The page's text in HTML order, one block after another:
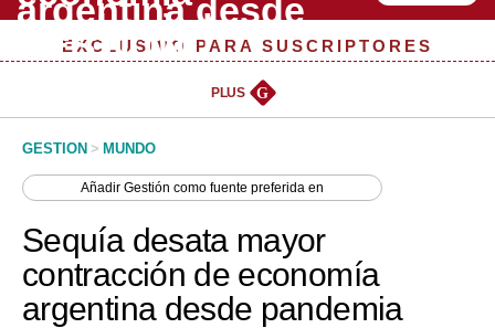
Management & Empleo
Perú
Política
EXCLUSIVO PARA SUSCRIPTORES
PLUS G
GESTION > MUNDO
AñadirGestión como fuente preferida en
Sequía desata mayor
contracción de economía
argentina desde pandemia